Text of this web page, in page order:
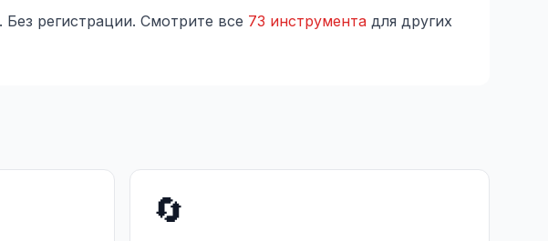
регистрации. Смотрите все 73 инструмента для других
🔄